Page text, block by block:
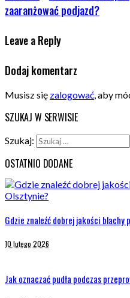
zaaranżować podjazd?
Leave a Reply
Dodaj komentarz
Musisz się zalogować , aby
SZUKAJ W SERWISIE
Szukaj:
OSTATNIO DODANE
Gdzie znaleźć dobrej jakości
10 lutego 2026
Jak oznaczać pudła podczas